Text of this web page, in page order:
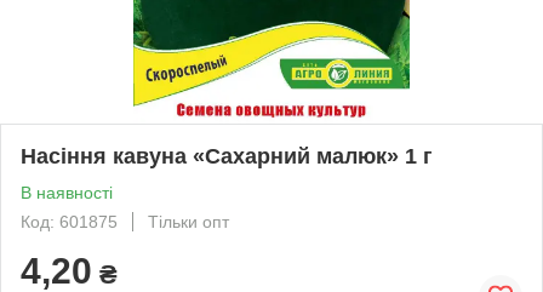
Насіння кавуна «Сахарний малюк» 1 г
В наявності
Код: 601875
Тільки опт
4,20 ₴